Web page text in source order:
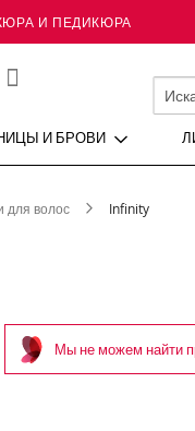
И ПЕДИКЮРА
И БРОВИ
для волос Infinity
Мы не можем найти